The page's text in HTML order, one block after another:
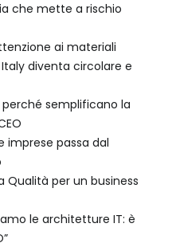
che mette a rischio
ai materiali
diventa circolare e
perché semplificano la
imprese passa dal
Qualità per un business
le architetture IT: è